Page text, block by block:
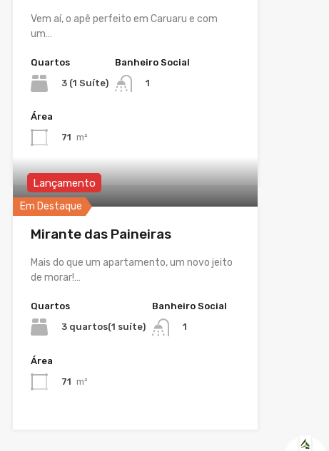
Vem aí, o apê perfeito em Caruaru e com
um…
Quartos
3 (1 Suíte)
Banheiro Social
1
Área
71 m²
Em Destaque
Lançamento
Mirante das Paineiras
Mais do que um apartamento, um novo jeito
de morar!…
Quartos
3 quartos(1 suíte)
Banheiro Social
1
Área
71 m²